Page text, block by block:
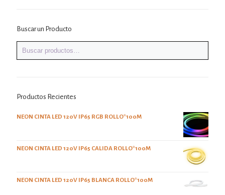
Buscar un Producto
Productos Recientes
NEON CINTA LED 120V IP65 RGB ROLLO*100M
NEON CINTA LED 120V IP65 CALIDA ROLLO*100M
NEON CINTA LED 120V IP65 BLANCA ROLLO*100M